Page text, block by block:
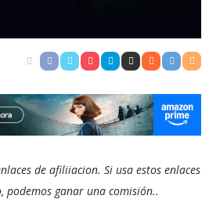
de afiliiacion. Si usa estos enlaces
podemos ganar una comisión..